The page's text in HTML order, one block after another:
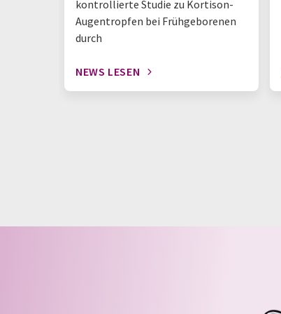
kontrollierte Studie zu Kortison-
Augentropfen bei Frühgeborenen
durch
NEWS LESEN